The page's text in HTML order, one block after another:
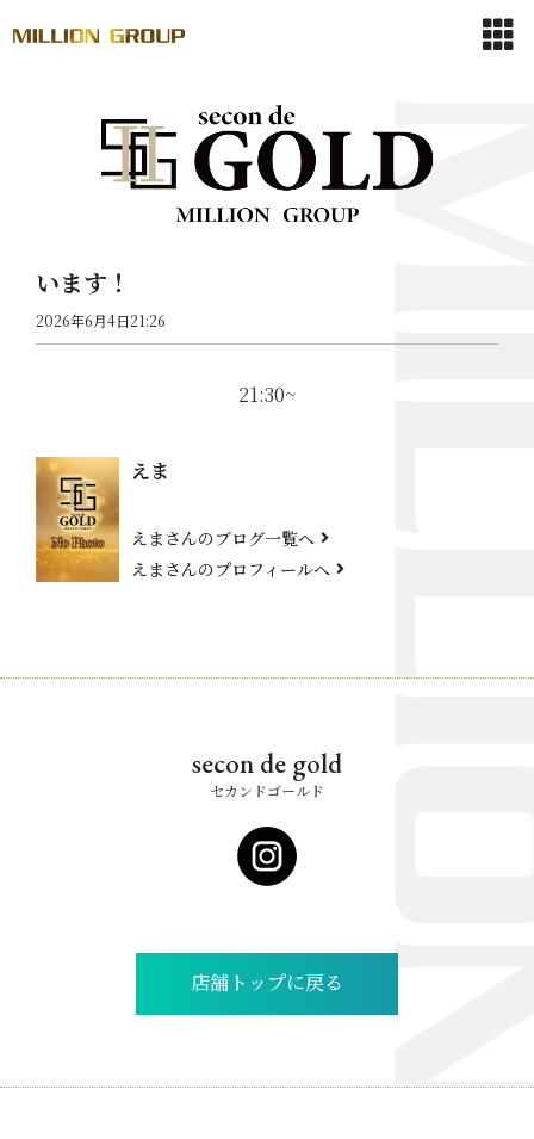
います！
2026年6月4日21:26
21:30~
えま
えまさんのブログ一覧へ
えまさんのプロフィールへ
secon de gold
セカンドゴールド
店舗トップに戻る